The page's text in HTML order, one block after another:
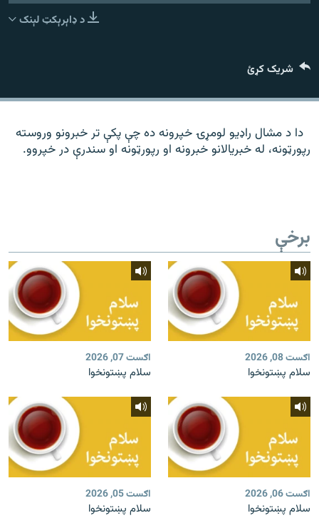
د ازادې اروپا راډیو ټولې ووبپاڼې
د ډاېرېکټ لېنک
شریک کړئ
دا د مشال راډیو لومړۍ خپرونه ده چې پکې تر خبرونو وروسته
رپورټونه، له خبریالانو خبرونه او رپورټونه او سندرې در خپروو.
برخې
اګست 08, 2026
سلام پښتونخوا
اګست 07, 2026
سلام پښتونخوا
اګست 06, 2026
سلام پښتونخوا
اګست 05, 2026
سلام پښتونخوا